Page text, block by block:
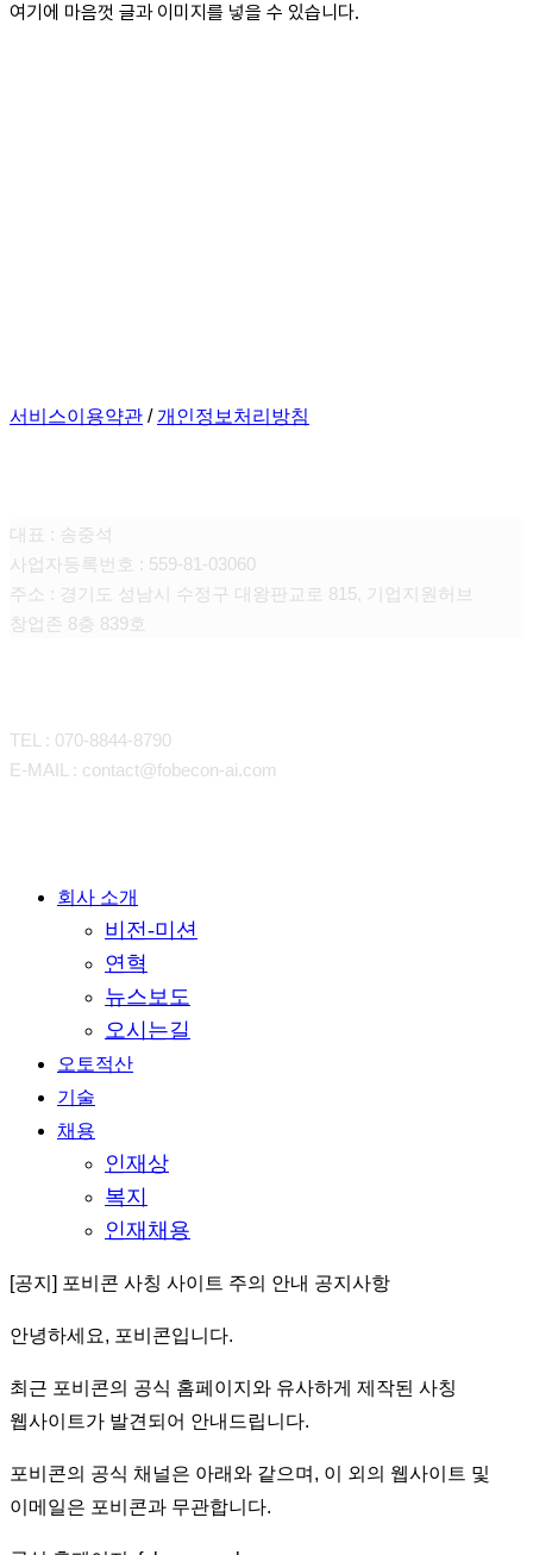
여기에 마음껏 글과 이미지를 넣을 수 있습니다.
서비스이용약관 /개인정보처리방침
대표 : 송중석
사업자등록번호 : 559-81-03060
주소 : 경기도 성남시 수정구 대왕판교로 815, 기업지원허브
창업존 8층 839호
TEL : 070-8844-8790
E-MAIL : contact@fobecon-ai.com
Close 회사 소개
비전-미션
연혁
뉴스보도
오시는길
오토적산
기술
채용
인재상
복지
인재채용
[공지] 포비콘 사칭 사이트 주의 안내 공지사항
안녕하세요, 포비콘입니다.
최근 포비콘의 공식 홈페이지와 유사하게 제작된 사칭
웹사이트가 발견되어 안내드립니다.
포비콘의 공식 채널은 아래와 같으며, 이 외의 웹사이트 및
이메일은 포비콘과 무관합니다.